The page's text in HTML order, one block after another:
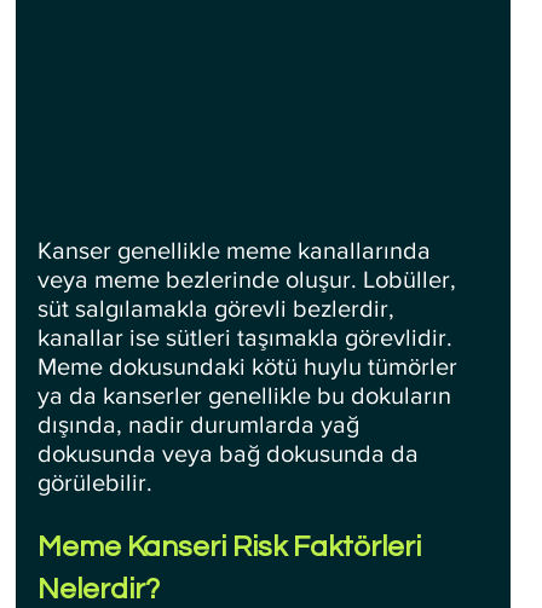
Kanser genellikle meme kanallarında
veya meme bezlerinde oluşur. Lobüller,
süt salgılamakla görevli bezlerdir,
kanallar ise sütleri taşımakla görevlidir.
Meme dokusundaki kötü huylu tümörler
ya da kanserler genellikle bu dokuların
dışında, nadir durumlarda yağ
dokusunda veya bağ dokusunda da
görülebilir.
Meme Kanseri Risk Faktörleri
Nelerdir?